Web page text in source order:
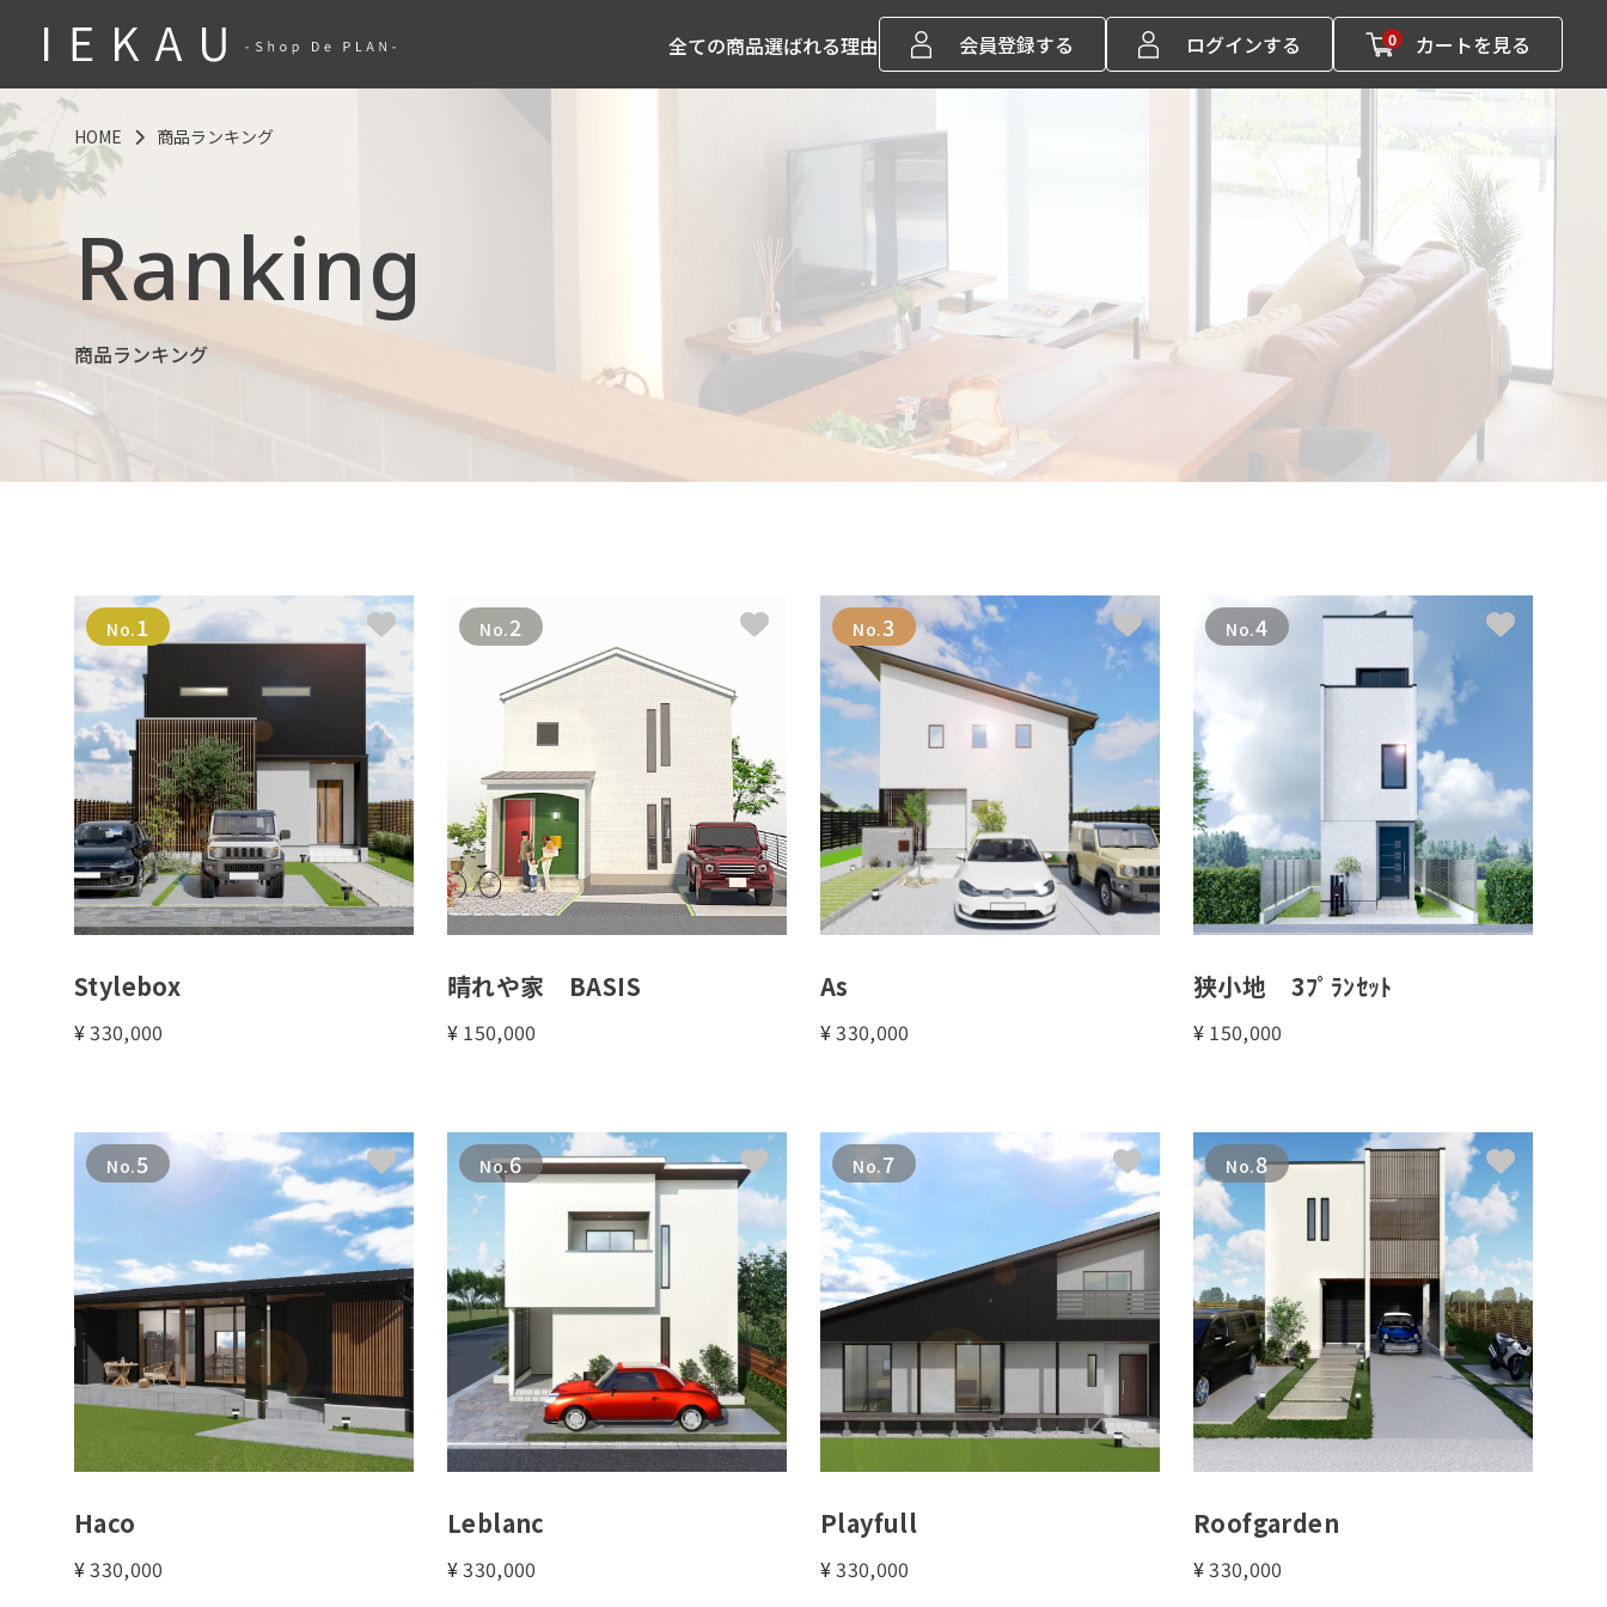
全ての商品選ばれる理由 会員登録する ログインする カートを見る
0
HOME 商品ランキング
Ranking
商品ランキング
No.1
Stylebox
¥330,000
No.2
晴れや家 BASIS
¥ 150,000
No.3
As
¥330,000
No.4
狭小地 3ﾌﾟﾗﾝｾｯﾄ
¥ 150,000
No.5
Haco
¥330,000
No.6
Leblanc
¥330,000
No.7
Playfull
¥330,000
No.8
Roofgarden
¥330,000